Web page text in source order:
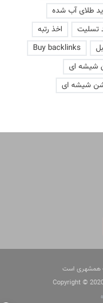
طلای آب شده
تسلیت
اخذ رتبه
Buy backlinks
شیشه ای
شیشه ای
همشهری است
Copyright ©